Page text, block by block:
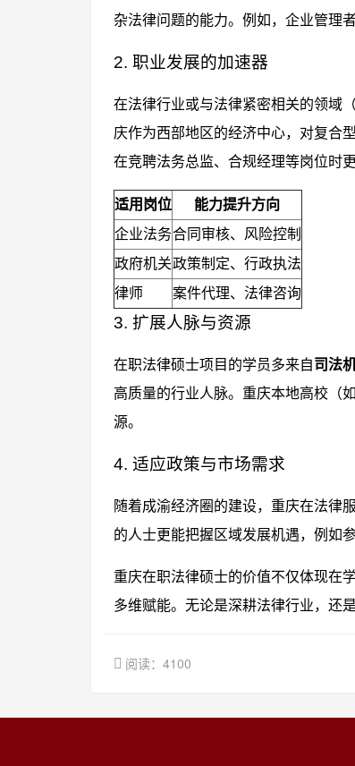
杂法律问题的能力。例如，企业管理
2. 职业发展的加速器
在法律行业或与法律紧密相关的领域
庆作为西部地区的经济中心，对复合
在竞聘法务总监、合规经理等岗位时更
适用岗位
能力提升方向
企业法务合同审核、风险控制
政府机关政策制定、行政执法
律师
案件代理、法律咨询
3. 扩展人脉与资源
在职法律硕士项目的学员多来自司法
高质量的行业人脉。重庆本地高校（
源。
4. 适应政策与市场需求
随着成渝经济圈的建设，重庆在法律
的人士更能把握区域发展机遇，例如
重庆在职法律硕士的价值不仅体现在
多维赋能。无论是深耕法律行业，还
阅读：4100